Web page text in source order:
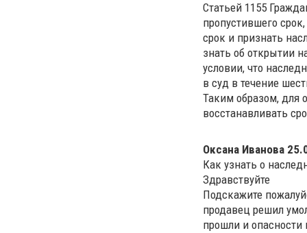
Статьей 1155
пропустившего
срок и признать
знать об открытии
условии, что
в суд в течение
Таким образом, для
восстанавливать
Оксана Иванова
Как узнать о
Здравствуйте
Подскажите
продавец решил
прошли и опасности